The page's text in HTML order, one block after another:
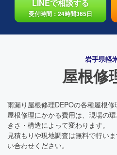
LINEで相談する
受付時間：24時間365日
岩手県軽
屋根修
雨漏り屋根修理DEPOの各種屋根修
屋根修理にかかる費用は、現場の
きさ・構造によって変わります。
見積もりや現地調査は無料で行い
い合わせください。